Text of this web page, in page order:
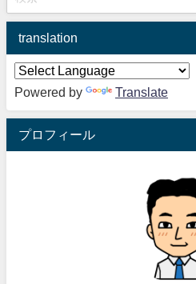
translation
Powered by Translate
プロフィール